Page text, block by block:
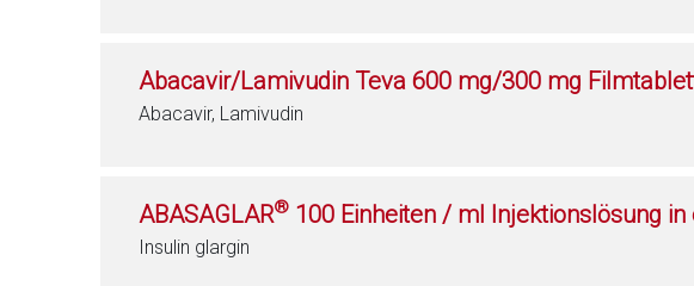
Abacavir/Lamivudin Teva 600 mg/300 mg
Abacavir, Lamivudin
ABASAGLAR® 100 Einheiten / ml Injektionslösung
Insulin glargin